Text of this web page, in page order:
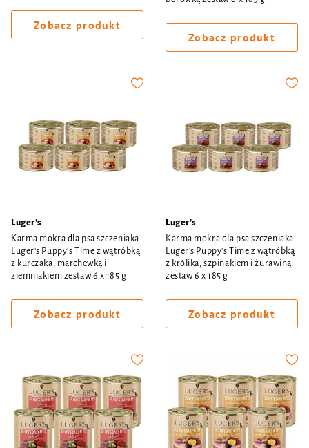
Zobacz produkt
Zobacz produkt
Luger's
Karma mokra dla psa szczeniaka
Luger's Puppy's Time z wątróbką
z kurczaka, marchewką i
ziemniakiem zestaw 6 x 185 g
Zobacz produkt
Luger's
Karma mokra dla psa szczeniaka
Luger's Puppy's Time z wątróbką
z królika, szpinakiem i żurawiną
zestaw 6 x 185 g
Zobacz produkt